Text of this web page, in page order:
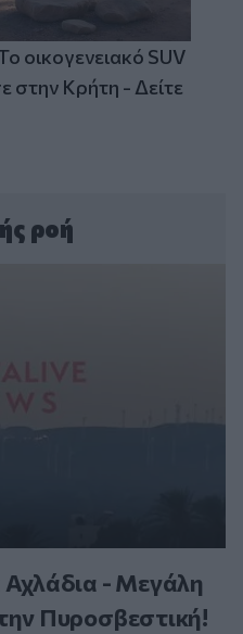
οικογενειακό SUV
στην Κρήτη - Δείτε
ροή
- Μεγάλη
Πυροσβεστική!